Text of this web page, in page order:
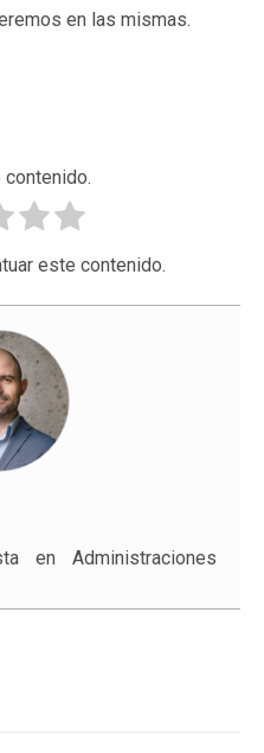
en las mismas.
este contenido.
en Administraciones